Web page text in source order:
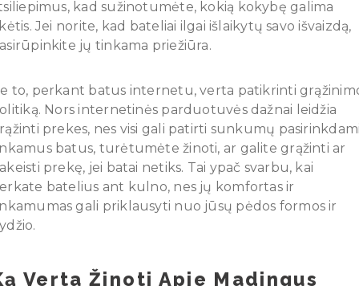
kad sužinotumėte, kokią kokybę galima
Jei norite, kad bateliai ilgai išlaikytų savo išvaizdą,
jų tinkama priežiūra.
to, perkant batus internetu, verta patikrinti
Nors internetinės parduotuvės dažnai leidžia
prekes, nes visi gali patirti sunkumų
batus, turėtumėte žinoti, ar galite grąžinti ar
prekę, jei batai netiks. Tai ypač svarbu, kai
batelius ant kulno, nes jų komfortas ir
gali priklausyti nuo jūsų pėdos formos ir
Verta Žinoti Apie Madingus